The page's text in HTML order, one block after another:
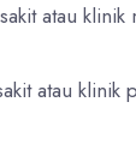
atau
atau klinik